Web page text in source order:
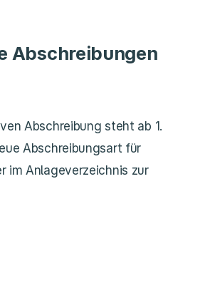
Abschreibungen
Abschreibung steht ab 1.
Abschreibungsart für
im Anlageverzeichnis zur